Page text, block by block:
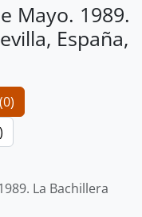
Mayo. 1989.
España,
La Bachillera